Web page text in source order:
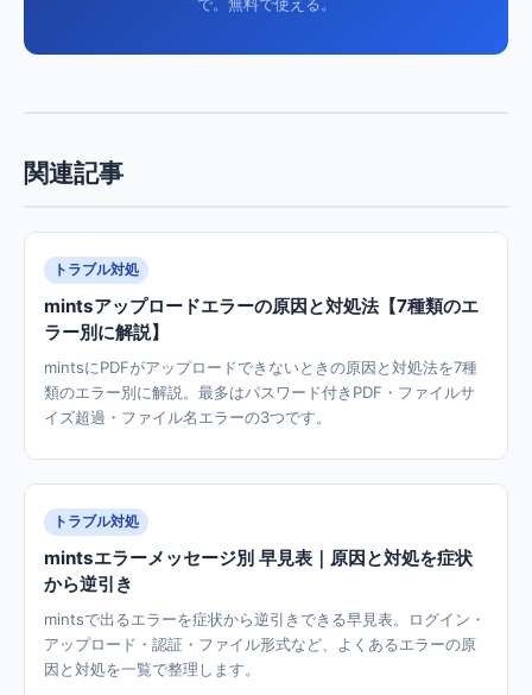
で。無料で使える。
関連記事
トラブル対処
mintsアップロードエラーの原因と対処法【7種類のエ
ラー別に解説】
mintsにPDFがアップロードできないときの原因と対処法を7種
類のエラー別に解説。最多はパスワード付きPDF・ファイルサ
イズ超過・ファイル名エラーの3つです。
トラブル対処
mintsエラーメッセージ別 早見表｜原因と対処を症状
から逆引き
mintsで出るエラーを症状から逆引きできる早見表。ログイン・
アップロード・認証・ファイル形式など、よくあるエラーの原
因と対処を一覧で整理します。